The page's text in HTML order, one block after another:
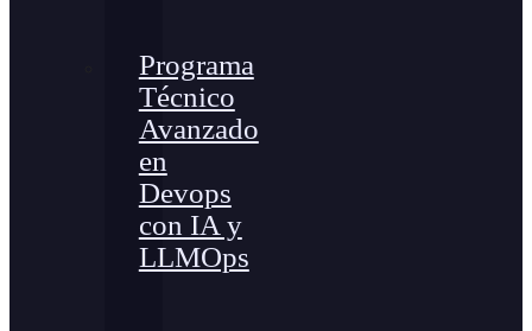
Programa
Técnico
Avanzado
en
Devops
con IA y
LLMOps